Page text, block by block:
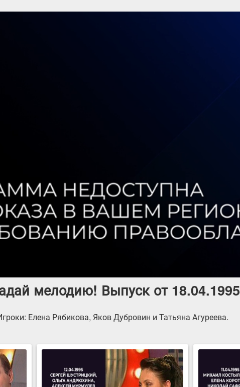
мелодию! Выпуск от 18.04.1995
Елена Рябикова, Яков Дубровин и Татьяна Агуреева.